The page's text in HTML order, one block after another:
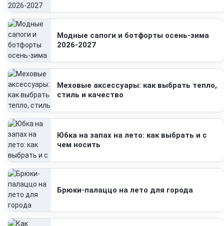
Модные сапоги и ботфорты осень-зима
2026-2027
Меховые аксессуары: как выбрать тепло,
стиль и качество
Юбка на запах на лето: как выбрать и с
чем носить
Брюки-палаццо на лето для города